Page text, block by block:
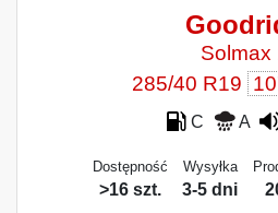
Solmax
285/40 R19
C A
Dostępność
>16 szt.
Wysyłka
3-5 dni